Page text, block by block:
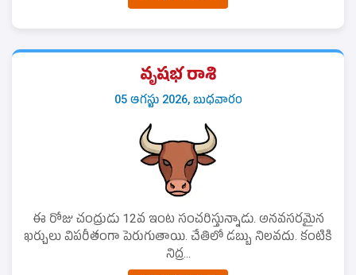
వృషభ రాశి
05 ఆగస్టు 2026, బుధవారం
ఈ రోజు చంద్రుడు 12వ ఇంట సంచరిస్తున్నాడు. అనవసరమైన
ఖర్చులు విపరీతంగా పెరుగుతాయి. చేతిలో డబ్బు నిలవదు. కంటికి
నిద్ర...